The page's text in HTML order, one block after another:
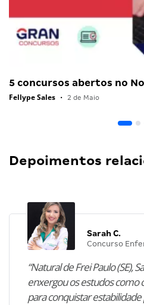
5 concursos abertos no
Fellype Sales • 2 de Maio
Depoimentos
Sarah C.
Concurso
“Natural de Frei Paulo (SE),
enxergou os estudos como
para conquistar